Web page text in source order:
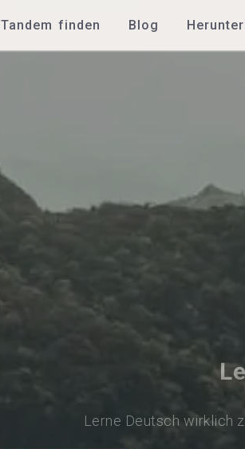
Tandem finden Blog
Lerne Deutsch wirklich